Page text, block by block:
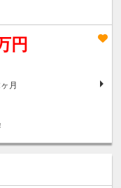
円
月